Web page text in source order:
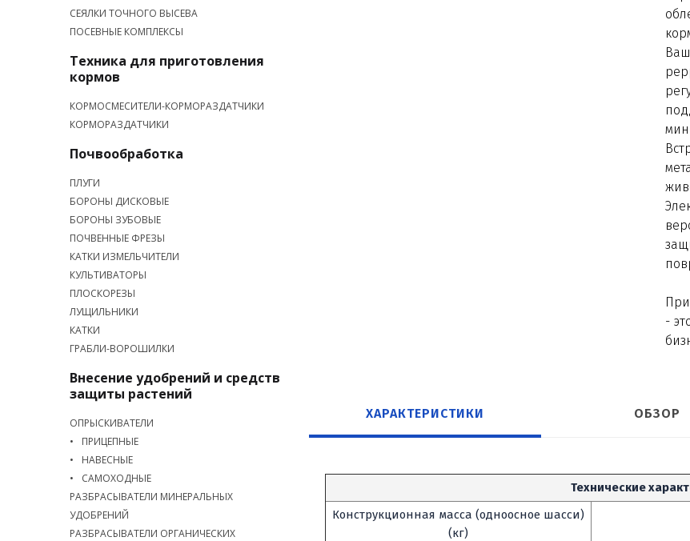
СЕЯЛКИ ТОЧНОГО ВЫСЕВА
ПОСЕВНЫЕ КОМПЛЕКСЫ
Техника для приготовления
кормов
КОРМОСМЕСИТЕЛИ-КОРМОРАЗДАТЧИКИ
КОРМОРАЗДАТЧИКИ
Почвообработка
ПЛУГИ
БОРОНЫ ДИСКОВЫЕ
БОРОНЫ ЗУБОВЫЕ
ПОЧВЕННЫЕ ФРЕЗЫ
КАТКИ ИЗМЕЛЬЧИТЕЛИ
КУЛЬТИВАТОРЫ
ПЛОСКОРЕЗЫ
ЛУЩИЛЬНИКИ
КАТКИ
ГРАБЛИ-ВОРОШИЛКИ
Внесение удобрений и средств
защиты растений
ОПРЫСКИВАТЕЛИ
ПРИЦЕПНЫЕ
НАВЕСНЫЕ
САМОХОДНЫЕ
РАЗБРАСЫВАТЕЛИ МИНЕРАЛЬНЫХ
УДОБРЕНИЙ
РАЗБРАСЫВАТЕЛИ ОРГАНИЧЕСКИХ
-
ХАРАКТЕРИСТИКИ ОБЗОР
Технические
Конструкционная масса (одноосное шасси)
(кг)